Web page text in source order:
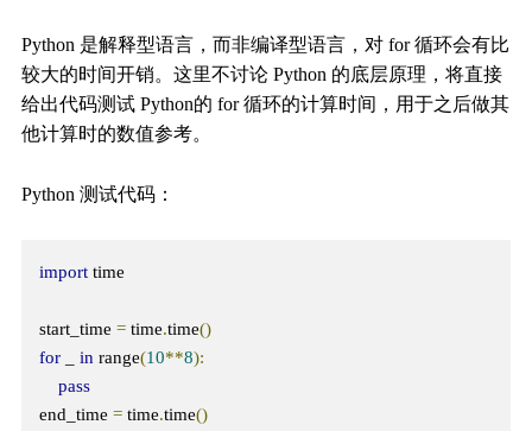
Python 是解释型语言，而非编译型语言，对 for 循环会有比
较大的时间开销。这里不讨论 Python 的底层原理，将直接
给出代码测试 Python的 for 循环的计算时间，用于之后做其
他计算时的数值参考。
Python 测试代码：
import time
start_time = time.time()
for _ in range(10**8):
pass
end_time = time.time()